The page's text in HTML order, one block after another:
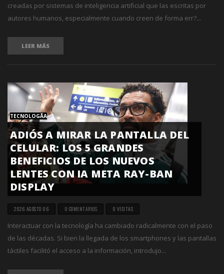
creadas por sistemas de inteligencia artificial que las escritas por
autores humanos, especialmente cuando creen de forma err?...
LEER MÁS
TECNOLOGÃ­A
ADIÓS A MIRAR LA PANTALLA DEL
CELULAR: LOS 5 GRANDES
BENEFICIOS DE LOS NUEVOS
LENTES CON IA META RAY-BAN
DISPLAY
2026 AGOSTO 06 0 COMENTARIOS 0 VISITAS
Interactuar con la tecnología ha cambiado radicalmente con el paso
de las décadas. Si bien la llegada de los smartphones y las pantallas
táctiles facilitó el acceso a la información, introdujo...